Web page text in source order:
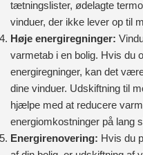
tætningslister, ødelagte
vinduer, der ikke lever op til
Høje energiregninger:
varmetab i en bolig. Hvis du
energiregninger, kan det
dine vinduer. Udskiftning til
hjælpe med at reducere
energiomkostninger på lang
Energirenovering: Hvis du